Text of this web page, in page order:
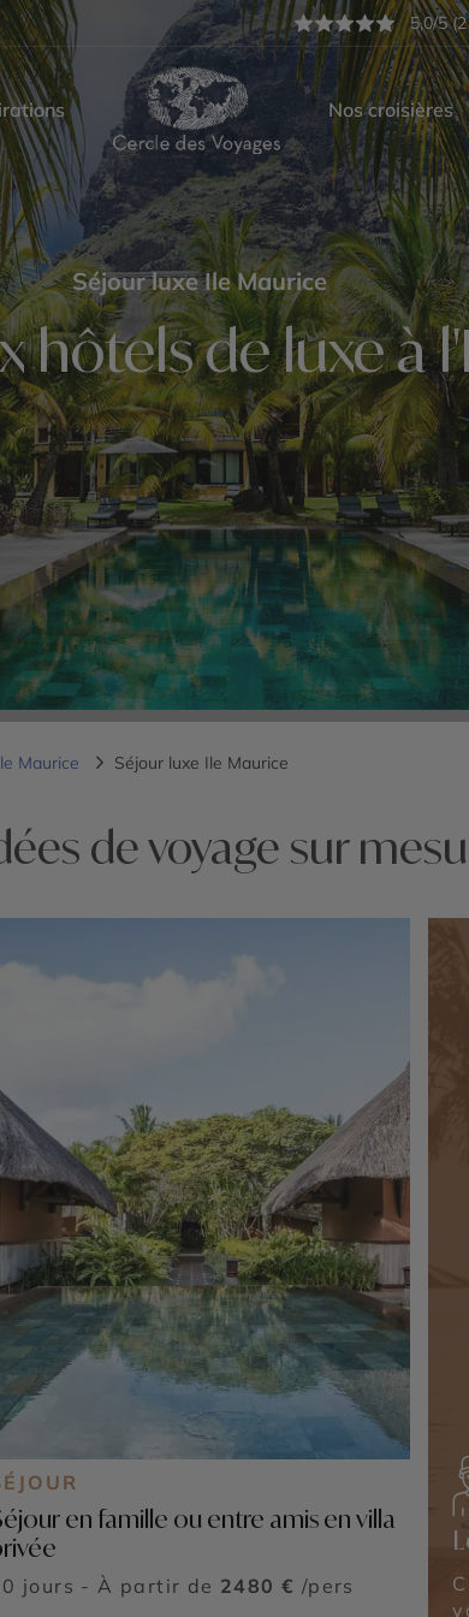
5,0/5
Nos croisières
Séjour luxe Ile Maurice
hôtels de luxe à
Maurice Séjour luxe Ile Maurice
de voyage sur
en famille ou entre amis en villa
jours - À partir de 2480 € /pers